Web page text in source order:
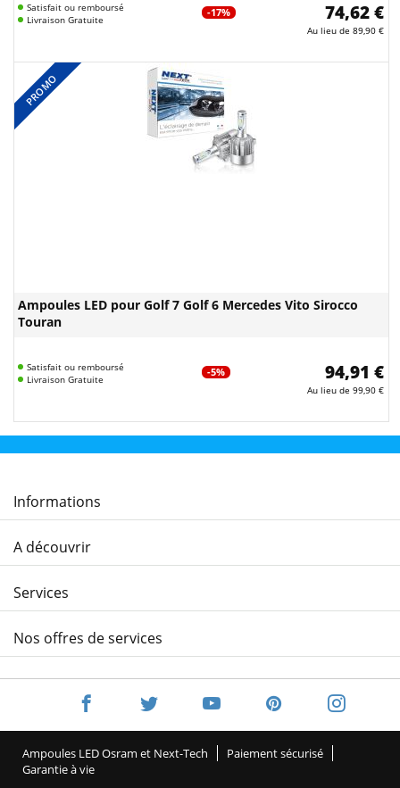
Satisfait ou remboursé
Livraison Gratuite
-17% 74,62 €
Au lieu de 89,90 €
PROMO
Ampoules LED pour Golf 7 Golf 6 Mercedes Vito Sirocco
Touran
Satisfait ou remboursé
Livraison Gratuite
-5% 94,91 €
Au lieu de 99,90 €
Informations
A découvrir
Services
Nos offres de services
Ampoules LED Osram et Next-Tech
Paiement sécurisé
Garantie à vie